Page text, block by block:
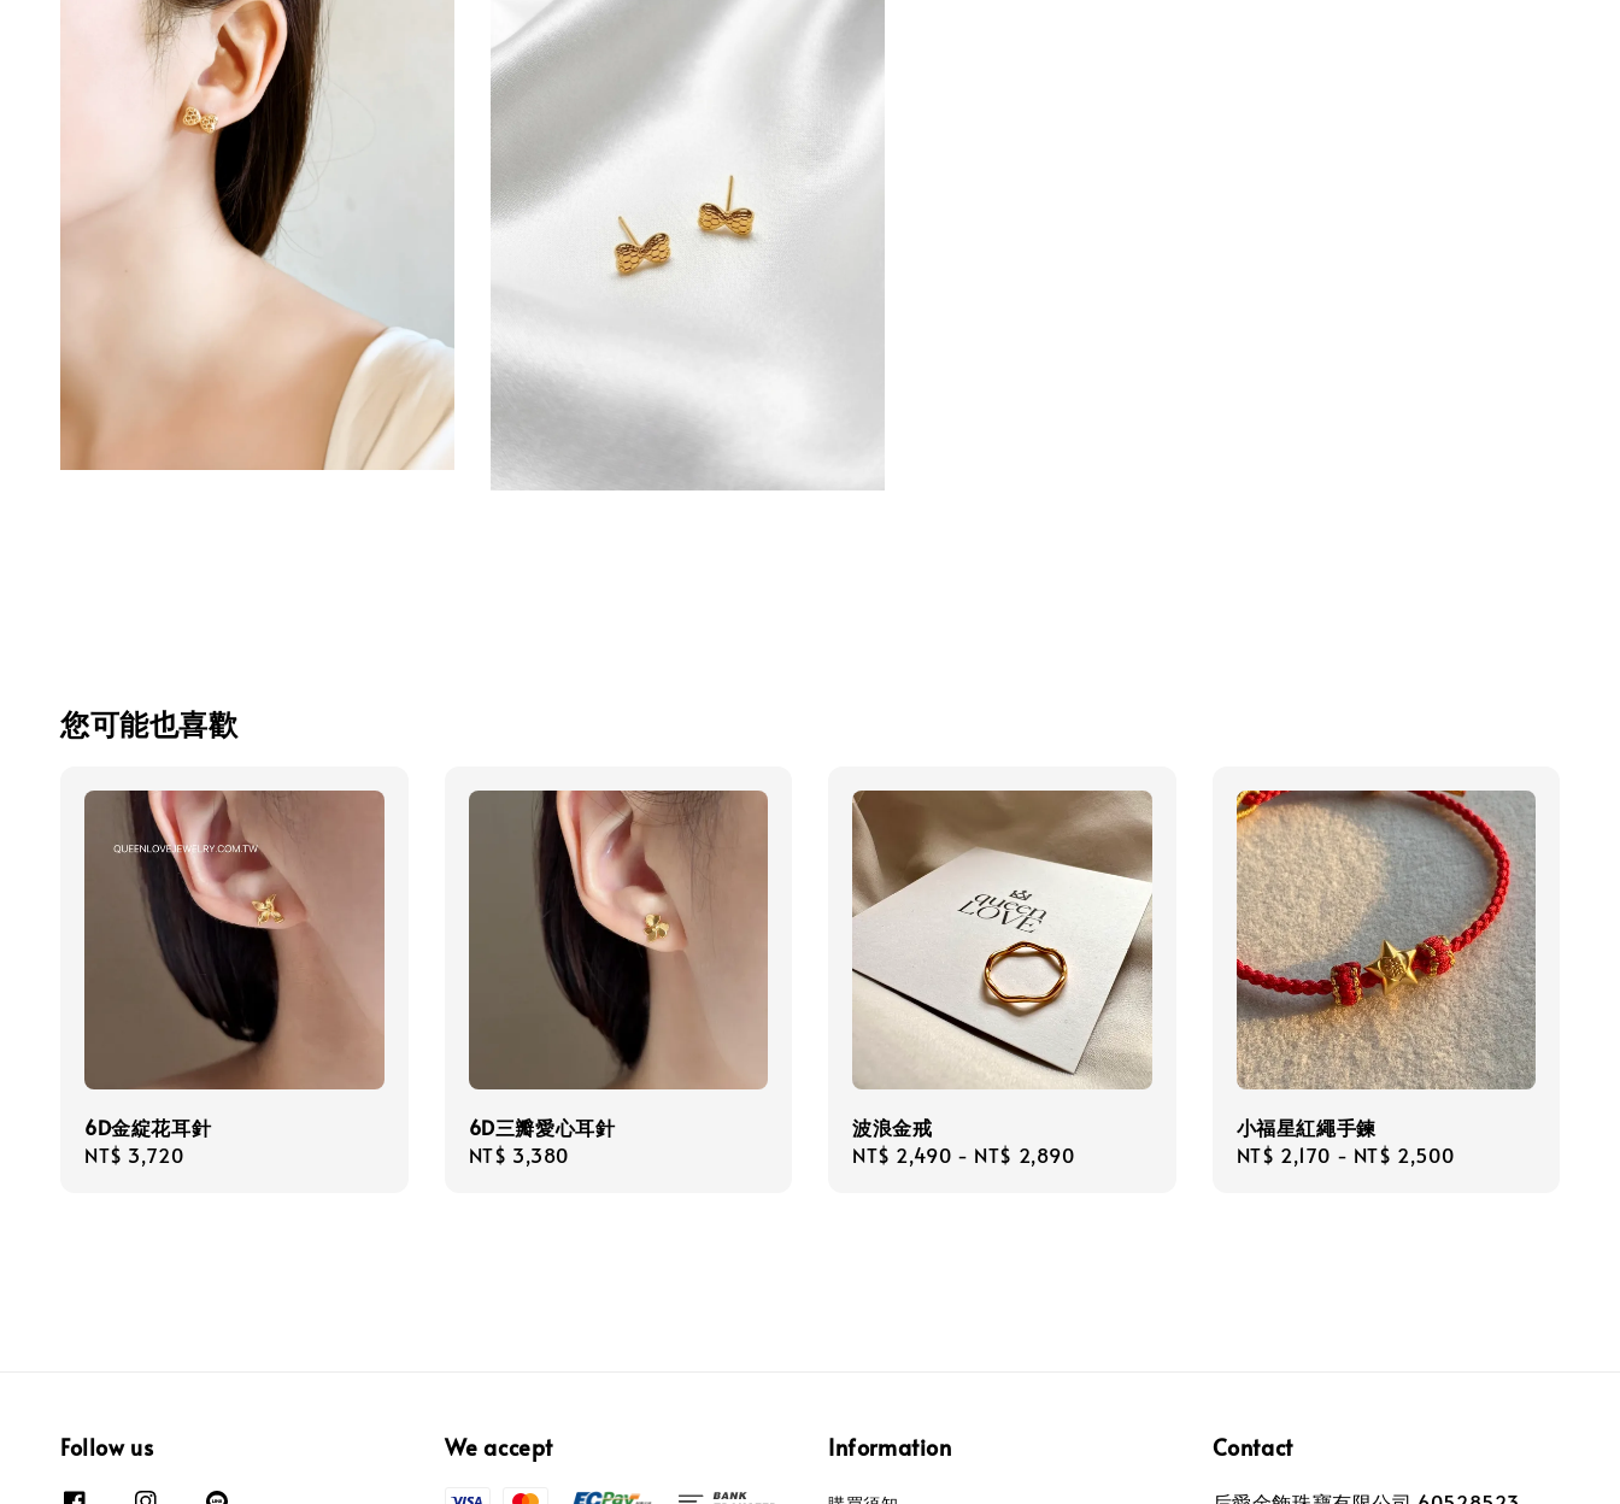
您可能也喜歡
6D金綻花耳針
Regular
NT$ 3,720
6D三瓣愛心耳針
Regular
NT$ 3,380
波浪金戒
Regular
NT$ 2,490 - NT$ 2,890
小福星紅繩手鍊
Regular
NT$ 2,170 - NT$ 2,500
Follow us We accept Information Contact